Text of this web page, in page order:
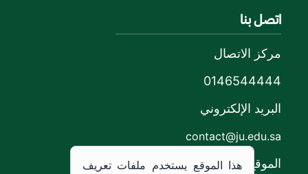
اتصل بنا
مركز الاتصال
0146544444
البريد الإلكتروني
contact@ju.edu.sa
الموقع
هذا الموقع يستخدم ملفات تعريف